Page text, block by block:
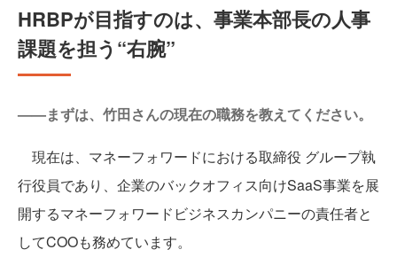
HRBPが目指すのは、事業本部長の人事
課題を担う“右腕”
——まずは、竹田さんの現在の職務を教えてください。
現在は、マネーフォワードにおける取締役 グループ執
行役員であり、企業のバックオフィス向けSaaS事業を展
開するマネーフォワードビジネスカンパニーの責任者と
してCOOも務めています。